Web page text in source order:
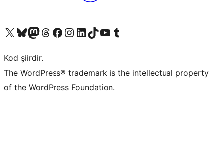
X (eski Twitter) hesabımıza bakın
Bluesky hesabımızı ziyaret edinMastodon hesabımızı ziyaret edinThreads hesabımızı ziyaret edinFacebook sayfamızı ziyaret edinInstagram hesabımızı ziyaret edinLinkedIn hesabımızı ziyaret edinTikTok hesabımızı ziyaret edinYouTube kanalımızı ziyaret edinTumblr hesabımızı ziyaret edin
Kod şiirdir.
The WordPress® trademark is the intellectual property
of the WordPress Foundation.